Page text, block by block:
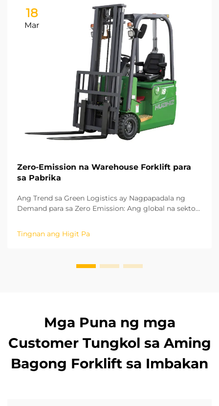
18
Mar
Zero-Emission na Warehouse Forklift para
sa Pabrika
Ang Trend sa Green Logistics ay Nagpapadala ng
Demand para sa Zero Emission: Ang global na sektor
patungo sa isang berdeng modelo ng pag-unlad at
mababang carbon. Ang natitirang mga proseso sa
Tingnan ang Higit Pa
Mga Puna ng mga
Customer Tungkol sa Aming
Bagong Forklift sa Imbakan